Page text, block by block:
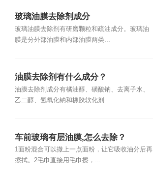
玻璃油膜去除剂成分
玻璃油膜去除剂有研磨颗粒和疏油成分。玻璃油
膜是分外部油膜和内部油膜两类...
油膜去除剂有什么成分？
油膜去除剂成分有橘油醇、磺酸钠、去离子水、
乙二醇、氢氧化钠和橡胶软化剂...
车前玻璃有层油膜,怎么去除？
1面粉混合可以撒上一点面粉，让它吸收油分后再
擦拭。2毛巾直接用毛巾擦，...